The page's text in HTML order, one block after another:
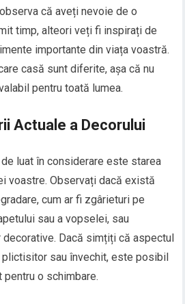
că aveți nevoie de o
timp, alteori veți fi inspirați de
importante din viața voastră.
casă sunt diferite, așa că nu
pentru toată lumea.
Actuale a Decorului
luat în considerare este starea
voastre. Observați dacă există
cum ar fi zgârieturi pe
sau a vopselei, sau
Dacă simțiți că aspectul
sau învechit, este posibil
o schimbare.